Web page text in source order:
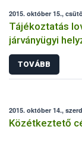
2015. október 15.,
Tájékoztatás
járványügyi
TOVÁBB
2015. október 14.,
Közétkeztető